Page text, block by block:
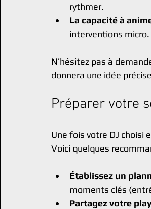
rythmer.
La capacité à
interventions micro.
N’hésitez pas à
donnera une idée
Préparer votre
Une fois votre DJ choisi
Voici quelques
Établissez un
moments clés
Partagez votre